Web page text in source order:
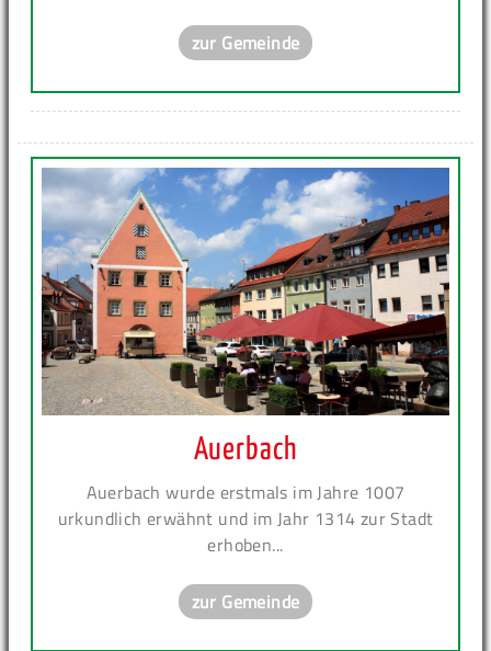
zur Gemeinde
Auerbach
Auerbach wurde erstmals im Jahre 1007
urkundlich erwähnt und im Jahr 1314 zur Stadt
erhoben...
zur Gemeinde